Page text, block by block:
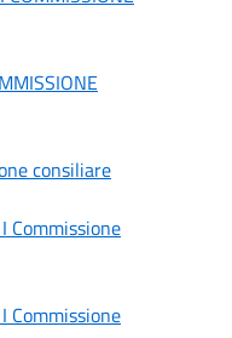
consiliare
Commissione
Commissione